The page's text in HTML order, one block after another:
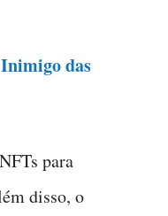
das
para
disso, o